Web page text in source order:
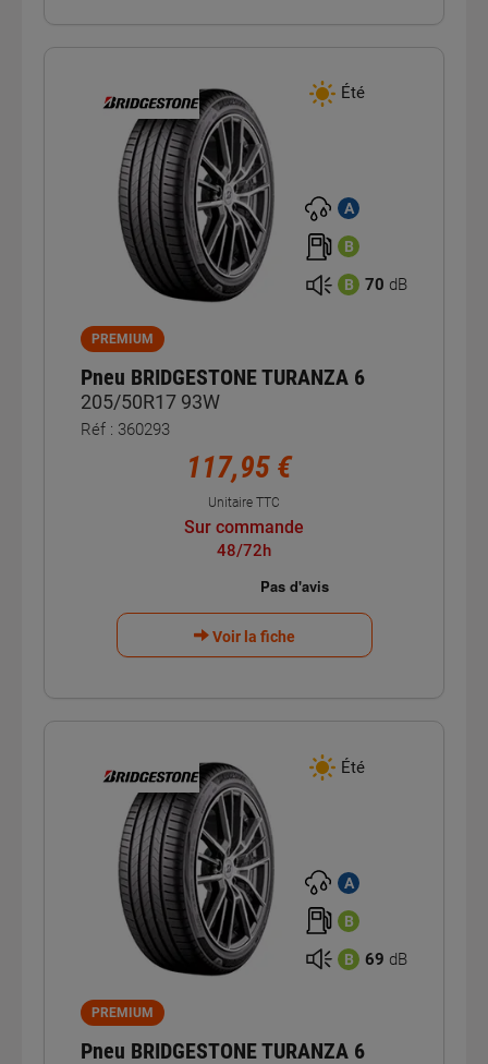
Été
A
B
B 70 dB
PREMIUM
Pneu BRIDGESTONE TURANZA 6
205/50R17 93W
Réf : 360293
117,95 €
Unitaire TTC
Sur commande
48/72h
Voir la fiche
Été
A
B
B 69 dB
PREMIUM
Pneu BRIDGESTONE TURANZA 6